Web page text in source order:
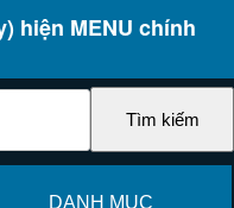
hiện MENU chính
DANH MỤC